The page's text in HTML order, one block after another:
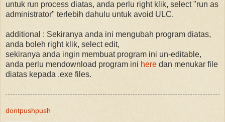
untuk run process diatas, anda perlu right klik, select "run as
administrator" terlebih dahulu untuk avoid ULC.
additional : Sekiranya anda ini mengubah program diatas,
anda boleh right klik, select edit,
sekiranya anda ingin membuat program ini un-editable,
anda perlu mendownload program ini here dan menukar file
diatas kepada .exe files.
dontpushpush